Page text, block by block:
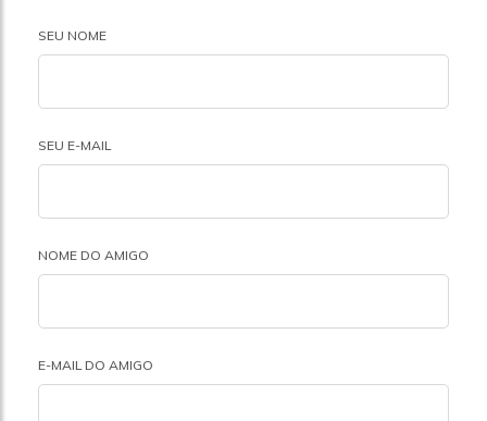
SEU NOME
SEU E-MAIL
NOME DO AMIGO
E-MAIL DO AMIGO